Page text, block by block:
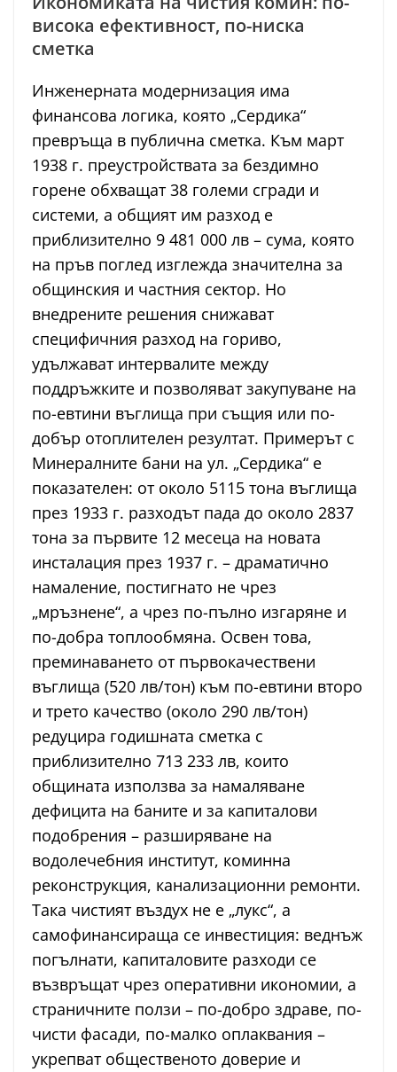
висока ефективност, по-ниска
сметка
Инженерната модернизация има
финансова логика, която „Сердика“
превръща в публична сметка. Към март
1938 г. преустройствата за бездимно
горене обхващат 38 големи сгради и
системи, а общият им разход е
приблизително 9 481 000 лв – сума, която
на пръв поглед изглежда значителна за
общинския и частния сектор. Но
внедрените решения снижават
специфичния разход на гориво,
удължават интервалите между
поддръжките и позволяват закупуване на
по-евтини въглища при същия или по-
добър отоплителен резултат. Примерът с
Минералните бани на ул. „Сердика“ е
показателен: от около 5115 тона въглища
през 1933 г. разходът пада до около 2837
тона за първите 12 месеца на новата
инсталация през 1937 г. – драматично
намаление, постигнато не чрез
„мръзнене“, а чрез по-пълно изгаряне и
по-добра топлообмяна. Освен това,
преминаването от първокачествени
въглища (520 лв/тон) към по-евтини второ
и трето качество (около 290 лв/тон)
редуцира годишната сметка с
приблизително 713 233 лв, които
общината използва за намаляване
дефицита на баните и за капиталови
подобрения – разширяване на
водолечебния институт, коминна
реконструкция, канализационни ремонти.
Така чистият въздух не е „лукс“, а
самофинансираща се инвестиция: веднъж
погълнати, капиталовите разходи се
възвръщат чрез оперативни икономии, а
страничните ползи – по-добро здраве, по-
чисти фасади, по-малко оплаквания –
укрепват общественото доверие и